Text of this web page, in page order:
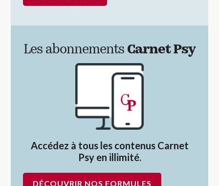
Les abonnements Carnet Psy
Accédez à tous les contenus Carnet
Psy en illimité.
DÉCOUVRIR NOS FORMULES